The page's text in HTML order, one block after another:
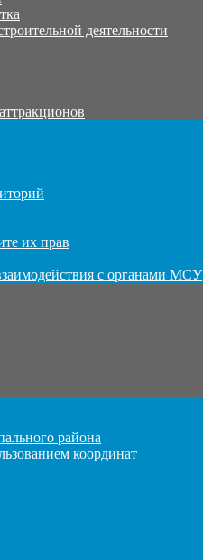
деятельности
их прав
с органами МСУ
района
координат